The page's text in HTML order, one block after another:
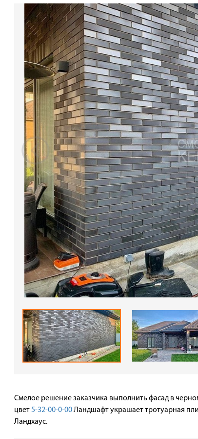
Доставка
Сотрудничество
Галерея объектов
Контакты
Смелое решение заказчика выполнить фасад в
цвет5-32-00-0-00Ландшафт украшает тротуарная
Ландхаус.